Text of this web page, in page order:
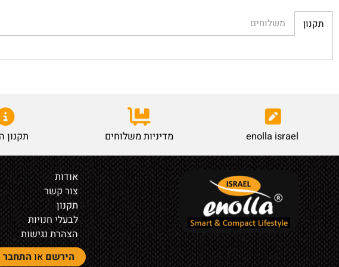
enolla israel מדיניות משלוחים תקנון האתר
אודות
צור קשר
תקנון
לבעלי חנויות